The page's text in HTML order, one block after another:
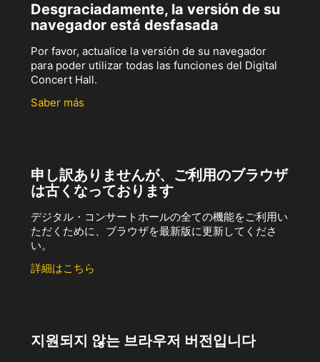
Desgraciadamente, la versión de su
navegador está desfasada
Por favor, actualice la versión de su navegador
para poder utilizar todas las funciones del Digital
Concert Hall.
Saber más
申し訳ありませんが、ご利用のブラウザ
は古くなっております
デジタル・コンサートホールの全ての機能をご利用い
ただくために、ブラウザを最新版に更新してくださ
い。
詳細はこちら
지원되지 않는 브라우저 버전입니다